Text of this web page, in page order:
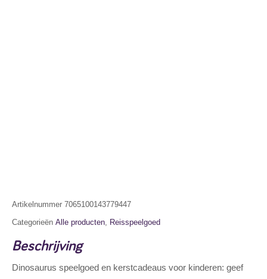
Artikelnummer 7065100143779447
Categorieën Alle producten, Reisspeelgoed
Beschrijving
Dinosaurus speelgoed en kerstcadeaus voor kinderen: geef